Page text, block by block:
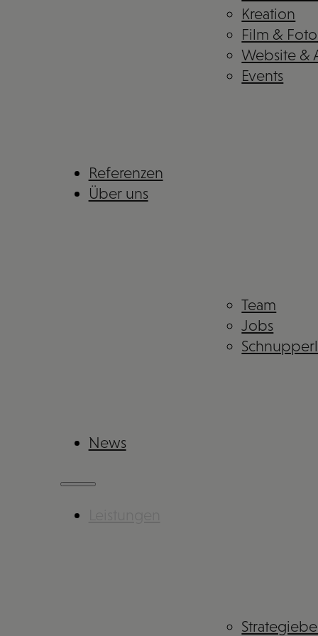
Kreation
Film &
Website &
Events
Referenzen
Über uns
Team
Jobs
News